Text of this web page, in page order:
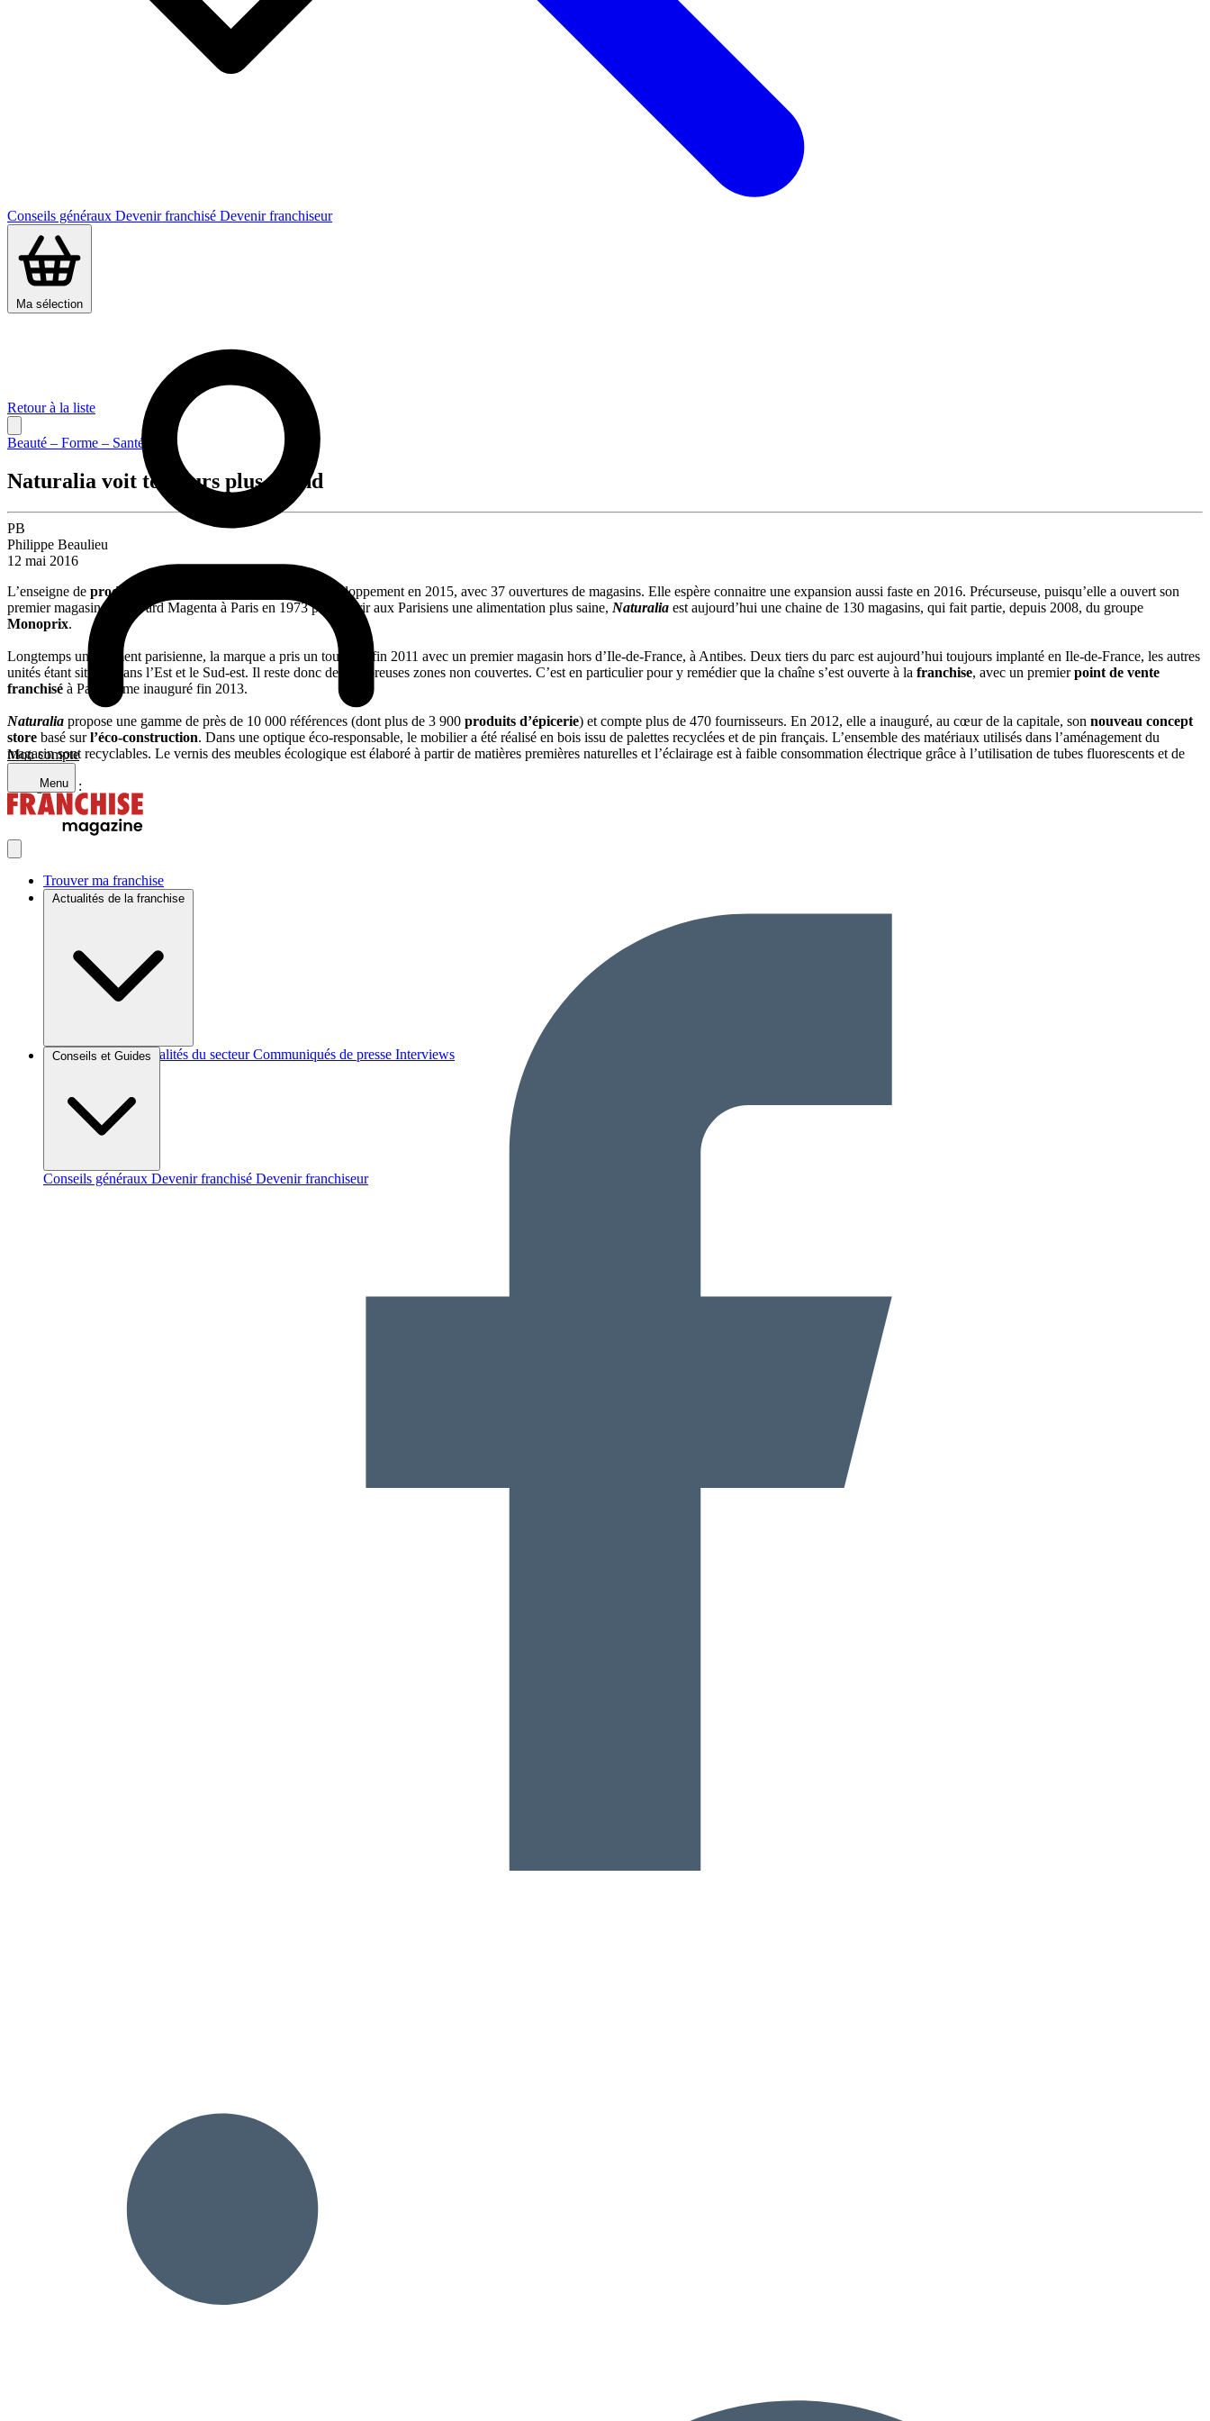
Conseils généraux Devenir franchisé Devenir franchiseur
Ma sélection
Mon compte
Menu
Trouver ma franchise
Actualités de la franchise
Brèves et actus Actualités du secteur Communiqués de presse Interviews
Conseils et Guides
Conseils généraux Devenir franchisé Devenir franchiseur
Retour à la liste
Beauté – Forme – Santé
Naturalia voit toujours plus grand
PB
Philippe Beaulieu
12 mai 2016
L’enseigne de produits bio
a connu un fort développement en 2015, avec 37 ouvertures de magasins. Elle espère connaitre une expansion aussi faste en 2016. Précurseuse, puisqu’elle a ouvert son
premier magasin Boulevard Magenta à Paris en 1973 pour offrir aux Parisiens une alimentation plus saine, Naturalia est aujourd’hui une chaine de 130 magasins, qui fait partie, depuis 2008, du groupe
Monoprix.
Longtemps uniquement parisienne, la marque a pris un tournant fin 2011 avec un premier magasin hors d’Ile-de-France, à Antibes. Deux tiers du parc est aujourd’hui toujours implanté en Ile-de-France, les autres
unités étant situées dans l’Est et le Sud-est. Il reste donc de nombreuses zones non couvertes. C’est en particulier pour y remédier que la chaîne s’est ouverte à la franchise, avec un premierpoint de vente
franchisé à Paris-9ème inauguré fin 2013.
Naturalia propose une gamme de près de 10 000 références (dont plus de 3 900 produits d’épicerie) et compte plus de 470 fournisseurs. En 2012, elle a inauguré, au cœur de la capitale, son nouveau concept
store basé surl’éco-construction. Dans une optique éco-responsable, le mobilier a été réalisé en bois issu de palettes recyclées et de pin français. L’ensemble des matériaux utilisés dans l’aménagement du
magasin sont recyclables. Le vernis des meubles écologique est élaboré à partir de matières premières naturelles et l’éclairage est à faible consommation électrique grâce à l’utilisation de tubes fluorescents et de
LED.
Partager sur :